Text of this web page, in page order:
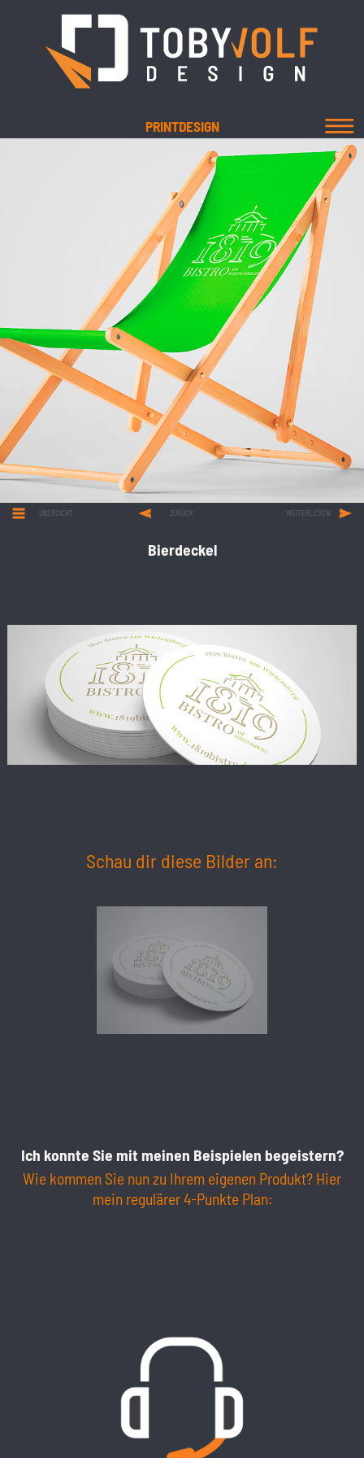
PRINTDESIGN
ÜBERSICHT ZURÜCK WEITERLESEN
Bierdeckel
Schau dir diese Bilder an:
Ich konnte Sie mit meinen Beispielen begeistern?
Wie kommen Sie nun zu Ihrem eigenen Produkt? Hier
mein regulärer 4-Punkte Plan: